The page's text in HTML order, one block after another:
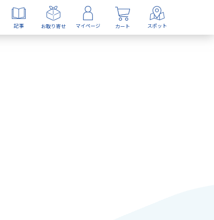
記事 お取り寄せ マイページ カート スポット